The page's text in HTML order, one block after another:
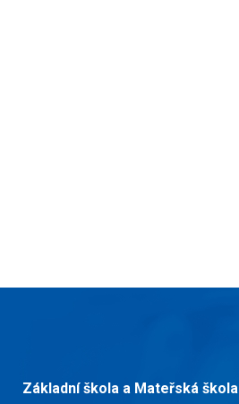
Základní škola a Mateřská škola